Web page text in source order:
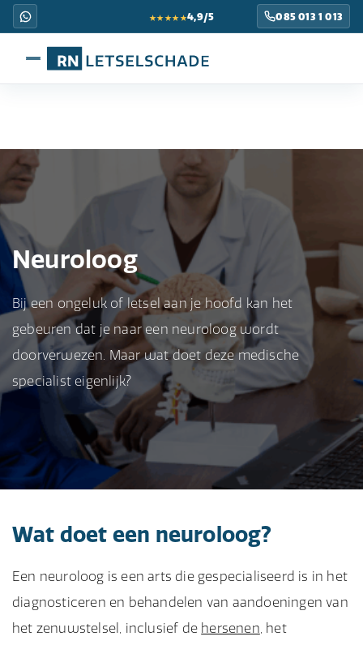
★★★★★4,9/5 085 013 1 013
Neuroloog
Bij een ongeluk of letsel aan je hoofd kan het
gebeuren dat je naar een neuroloog wordt
doorverwezen. Maar wat doet deze medische
specialist eigenlijk?
Wat doet een neuroloog?
Een neuroloog is een arts die gespecialiseerd is in het
diagnosticeren en behandelen van aandoeningen van
het zenuwstelsel, inclusief de hersenen, het